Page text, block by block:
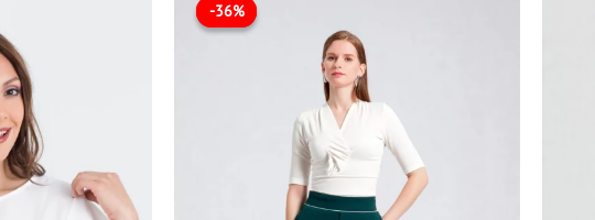
-36%
-36%
$109.900.
es:
$69.900.